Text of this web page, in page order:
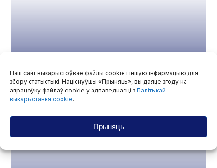
Наш сайт выкарыстоўвае файлы cookie і іншую інфармацыю для
збору статыстыкі. Націснуўшы «Прыняць», вы даяце згоду на
апрацоўку файлаў cookie у адпаведнасці з Палітыкай
выкарыстання cookie.
Прыняць
Праваабаронцы прызналі Юрыя
Трашчынскага палітвязнем